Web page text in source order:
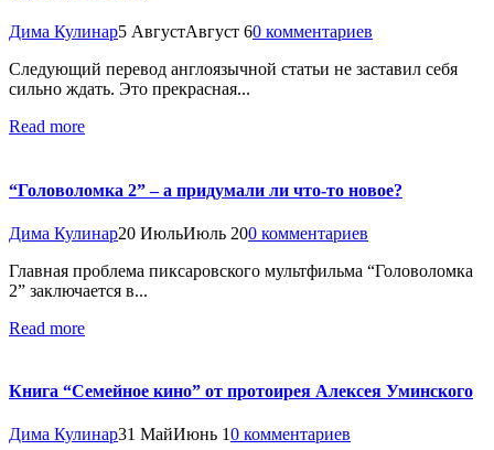
Дима Кулинар5 АвгустАвгуст 60 комментариев
Следующий перевод англоязычной статьи не заставил себя
сильно ждать. Это прекрасная...
Read more
“Головоломка 2” – а придумали ли что-то новое?
Дима Кулинар20 ИюльИюль 200 комментариев
Главная проблема пиксаровского мультфильма “Головоломка
2” заключается в...
Read more
Книга “Семейное кино” от протоирея Алексея Уминского
Дима Кулинар31 МайИюнь 10 комментариев